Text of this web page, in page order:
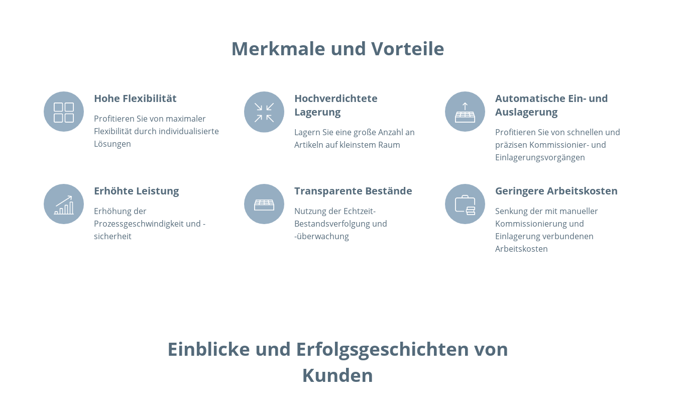
Merkmale und Vorteile
Hohe Flexibilität
Profitieren Sie von maximaler
Flexibilität durch individualisierte
Lösungen
Hochverdichtete
Lagerung
Lagern Sie eine große Anzahl an
Artikeln auf kleinstem Raum
Automatische Ein- und
Auslagerung
Profitieren Sie von schnellen und
präzisen Kommissionier- und
Einlagerungsvorgängen
Erhöhte Leistung
Erhöhung der
Prozessgeschwindigkeit und -
sicherheit
Transparente Bestände
Nutzung der Echtzeit-
Bestandsverfolgung und
-überwachung
Geringere Arbeitskosten
Senkung der mit manueller
Kommissionierung und
Einlagerung verbundenen
Arbeitskosten
Einblicke und Erfolgsgeschichten von
Kunden